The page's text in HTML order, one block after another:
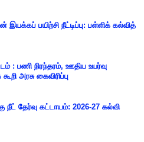
இயக்கப் பயிற்சி நீட்டிப்பு: பள்ளிக் கல்வித்
: பணி நிரந்தரம், ஊதிய உயர்வு
அரசு கைவிரிப்பு
நீட் தேர்வு கட்டாயம்: 2026-27 கல்வி